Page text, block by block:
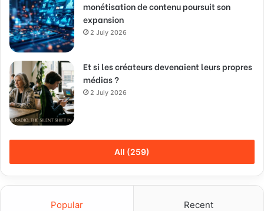
monétisation de contenu poursuit son
expansion
2 July 2026
Et si les créateurs devenaient leurs propres
médias ?
2 July 2026
All (259)
Popular Recent